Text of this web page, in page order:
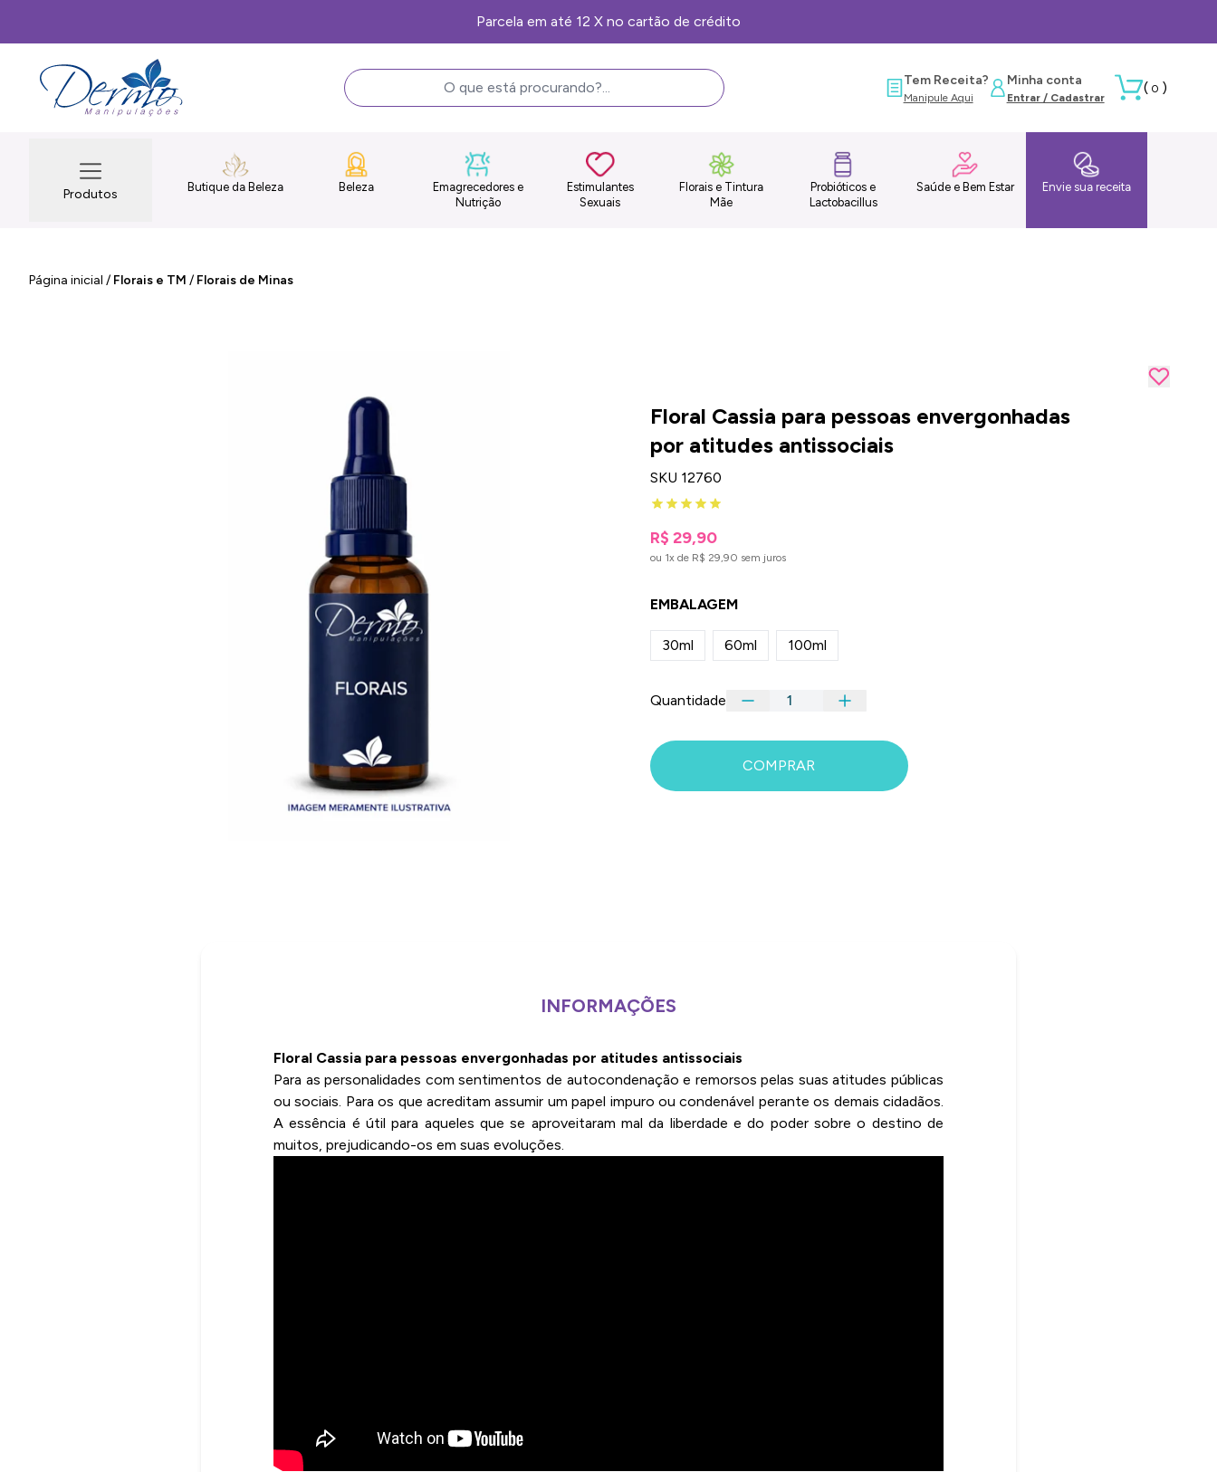
Frete Grátis, consulte as condições
Minha conta
Entrar / Cadastrar
Tem Receita?
Manipule Aqui
( 0 )
Produtos Butique da Beleza Beleza
Emagrecedores e
Nutrição
Estimulantes
Sexuais
Florais e Tintura
Mãe
Probióticos e
Lactobacillus
Saúde e Bem Estar Envie sua receita
Página inicial / Florais e TM / Florais de Minas
Floral Cassia para pessoas envergonhadas
por atitudes antissociais
SKU 12760
R$ 29,90
ou 1x de R$ 29,90 sem juros
EMBALAGEM
30ml 60ml 100ml
Quantidade
COMPRAR
INFORMAÇÕES
Floral Cassia para pessoas envergonhadas por atitudes antissociais
Para as personalidades com sentimentos de autocondenação e remorsos pelas suas atitudes públicas
ou sociais. Para os que acreditam assumir um papel impuro ou condenável perante os demais cidadãos.
A essência é útil para aqueles que se aproveitaram mal da liberdade e do poder sobre o destino de
muitos, prejudicando-os em suas evoluções.